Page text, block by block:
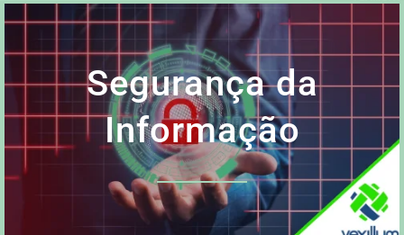
Segurança da
Informação